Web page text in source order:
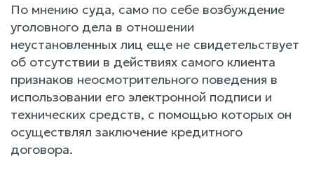
По мнению суда, само по себе возбуждение
уголовного дела в отношении
неустановленных лиц еще не свидетельствует
об отсутствии в действиях самого клиента
признаков неосмотрительного поведения в
использовании его электронной подписи и
технических средств, с помощью которых он
осуществлял заключение кредитного
договора.